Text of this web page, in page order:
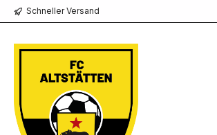
Zur Hauptnavigation springen
Schneller Versand